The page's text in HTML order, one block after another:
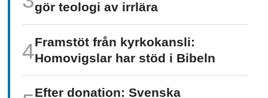
gör teologi av irrlära
Framstöt från kyrkokansli:
Homo­vigslar har stöd i Bibeln
Efter donation: Svenska